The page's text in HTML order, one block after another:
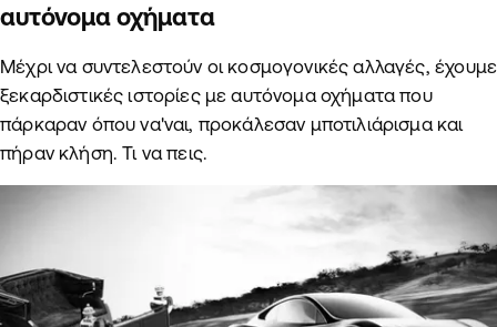
αυτόνομα οχήματα
Μέχρι να συντελεστούν οι κοσμογονικές αλλαγές, έχουμε
ξεκαρδιστικές ιστορίες με αυτόνομα οχήματα που
πάρκαραν όπου να'ναι, προκάλεσαν μποτιλιάρισμα και
πήραν κλήση. Τι να πεις.